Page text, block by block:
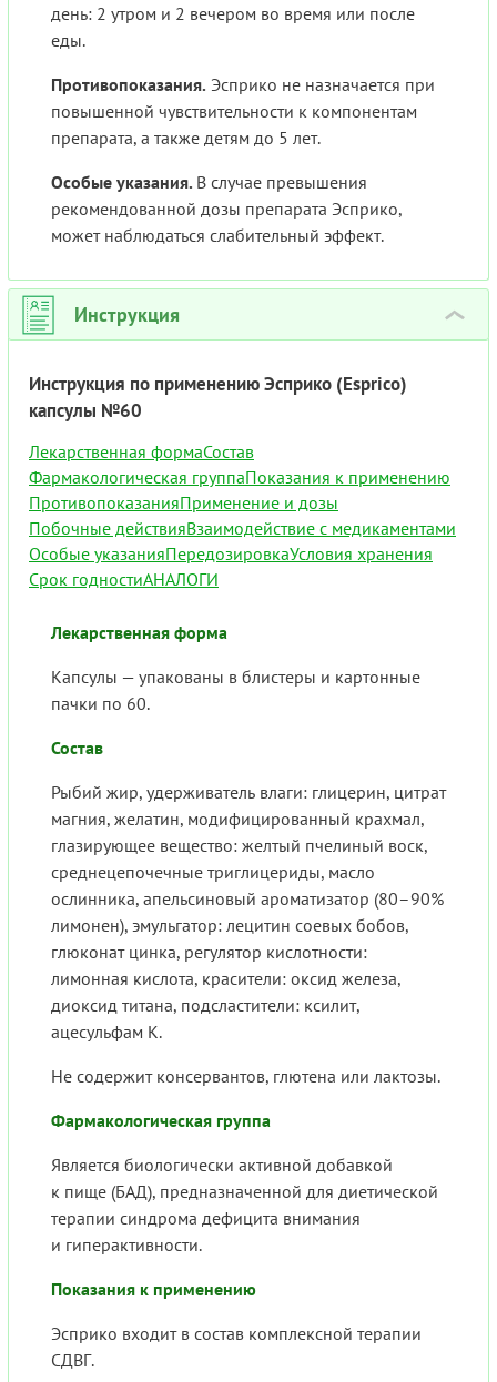
день: 2 утром и 2 вечером во время или после
еды.
Противопоказания. Эсприко не назначается при
повышенной чувствительности к компонентам
препарата, а также детям до 5 лет.
Особые указания. В случае превышения
рекомендованной дозы препарата Эсприко,
может наблюдаться слабительный эффект.
Инструкция ›
Инструкция по применению Эсприко (Esprico)
капсулы №60
Лекарственная формаСостав
Фармакологическая группаПоказания к применению
ПротивопоказанияПрименение и дозы
Побочные действияВзаимодействие с медикаментами
Особые указанияПередозировкаУсловия хранения
Срок годностиАНАЛОГИ
Лекарственная форма
Капсулы — упакованы в блистеры и картонные
пачки по 60.
Состав
Рыбий жир, удерживатель влаги: глицерин, цитрат
магния, желатин, модифицированный крахмал,
глазирующее вещество: желтый пчелиный воск,
среднецепочечные триглицериды, масло
ослинника, апельсиновый ароматизатор (80–90%
лимонен), эмульгатор: лецитин соевых бобов,
глюконат цинка, регулятор кислотности:
лимонная кислота, красители: оксид железа,
диоксид титана, подсластители: ксилит,
ацесульфам K.
Не содержит консервантов, глютена или лактозы.
Фармакологическая группа
Является биологически активной добавкой
к пище (БАД), предназначенной для диетической
терапии синдрома дефицита внимания
и гиперактивности.
Показания к применению
Эсприко входит в состав комплексной терапии
СДВГ.